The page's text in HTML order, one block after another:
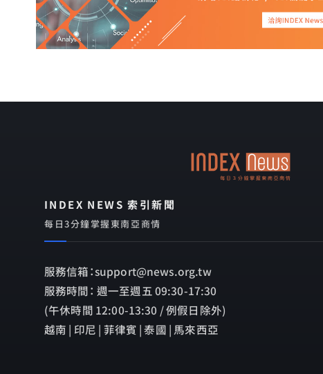
INDEX NEWS 索引新聞
每日3分鐘掌握東南亞商情
服務信箱：support@news.org.tw
服務時間： 週一至週五 09:30-17:30
(午休時間 12:00-13:30 / 例假日除外)
越南 | 印尼 | 菲律賓 | 泰國 | 馬來西亞